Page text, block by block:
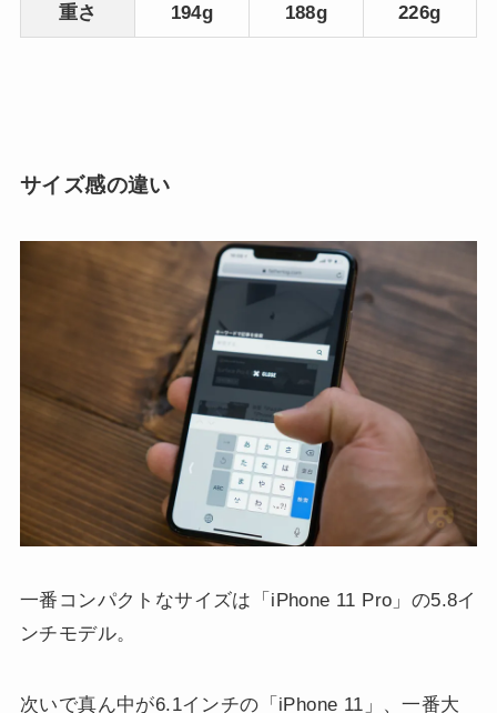
重さ 194g 188g 226g
サイズ感の違い
一番コンパクトなサイズは「iPhone 11 Pro」の5.8イ
ンチモデル。
次いで真ん中が6.1インチの「iPhone 11」、一番大